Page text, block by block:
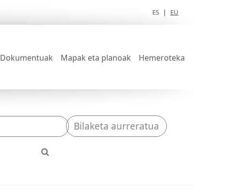
ES | EU
Dokumentuak Mapak eta planoak Hemeroteka
Bilaketa aurreratua